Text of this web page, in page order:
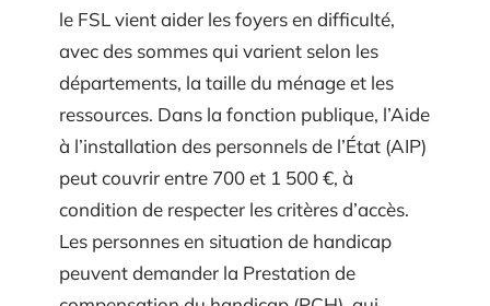
le FSL vient aider les foyers en difficulté,
avec des sommes qui varient selon les
départements, la taille du ménage et les
ressources. Dans la fonction publique, l’Aide
à l’installation des personnels de l’État (AIP)
peut couvrir entre 700 et 1 500 €, à
condition de respecter les critères d’accès.
Les personnes en situation de handicap
peuvent demander la Prestation de